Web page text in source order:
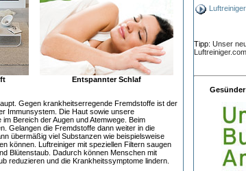
Entspannter Schlaf
Gegen krankheitserregende Fremdstoffe ist der
Immunsystem. Die Haut sowie unsere
Bereich der Augen und Atemwege. Beim
Gelangen die Fremdstoffe dann weiter in die
übermäßig viel Substanzen wie beispielsweise
können. Luftreiniger mit speziellen Filtern saugen
Blütenstaub. Dadurch können Menschen mit
reduzieren und die Krankheitssymptome lindern.
Tipp: Unser
Luftreiniger.com